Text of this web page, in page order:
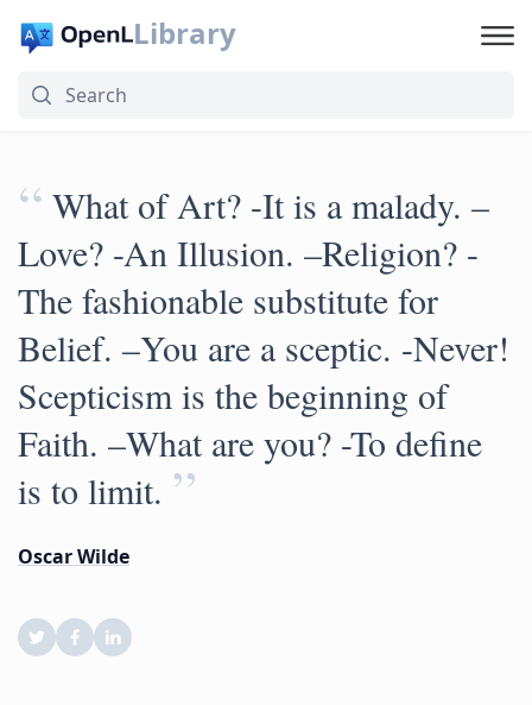
Library
“ What of Art? -It is a malady. –
Love? -An Illusion. –Religion? -
The fashionable substitute for
Belief. –You are a sceptic. -Never!
Scepticism is the beginning of
Faith. –What are you? -To define
is to limit. ”
Oscar Wilde